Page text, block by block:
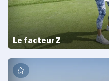
Le facteur Z